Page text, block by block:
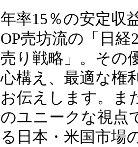
ナー 8月29日（
年率15％の安定収
OP売坊流の「日経
売り戦略」。その
心構え、最適な権
お伝えします。ま
のユニークな視点